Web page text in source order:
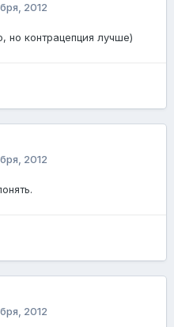
2012
но контрацепция лучше)
2012
2012